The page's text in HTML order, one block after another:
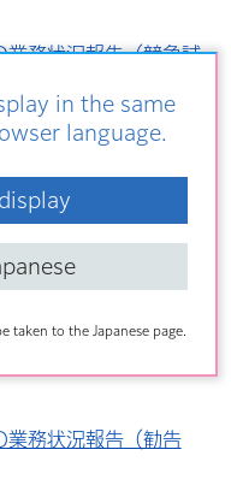
in the same
language.
taken to the Japanese page.
務状況報告（競争試
務状況報告（勧告
務状況報告（競争試
務状況報告（勧告
務状況報告（勧告